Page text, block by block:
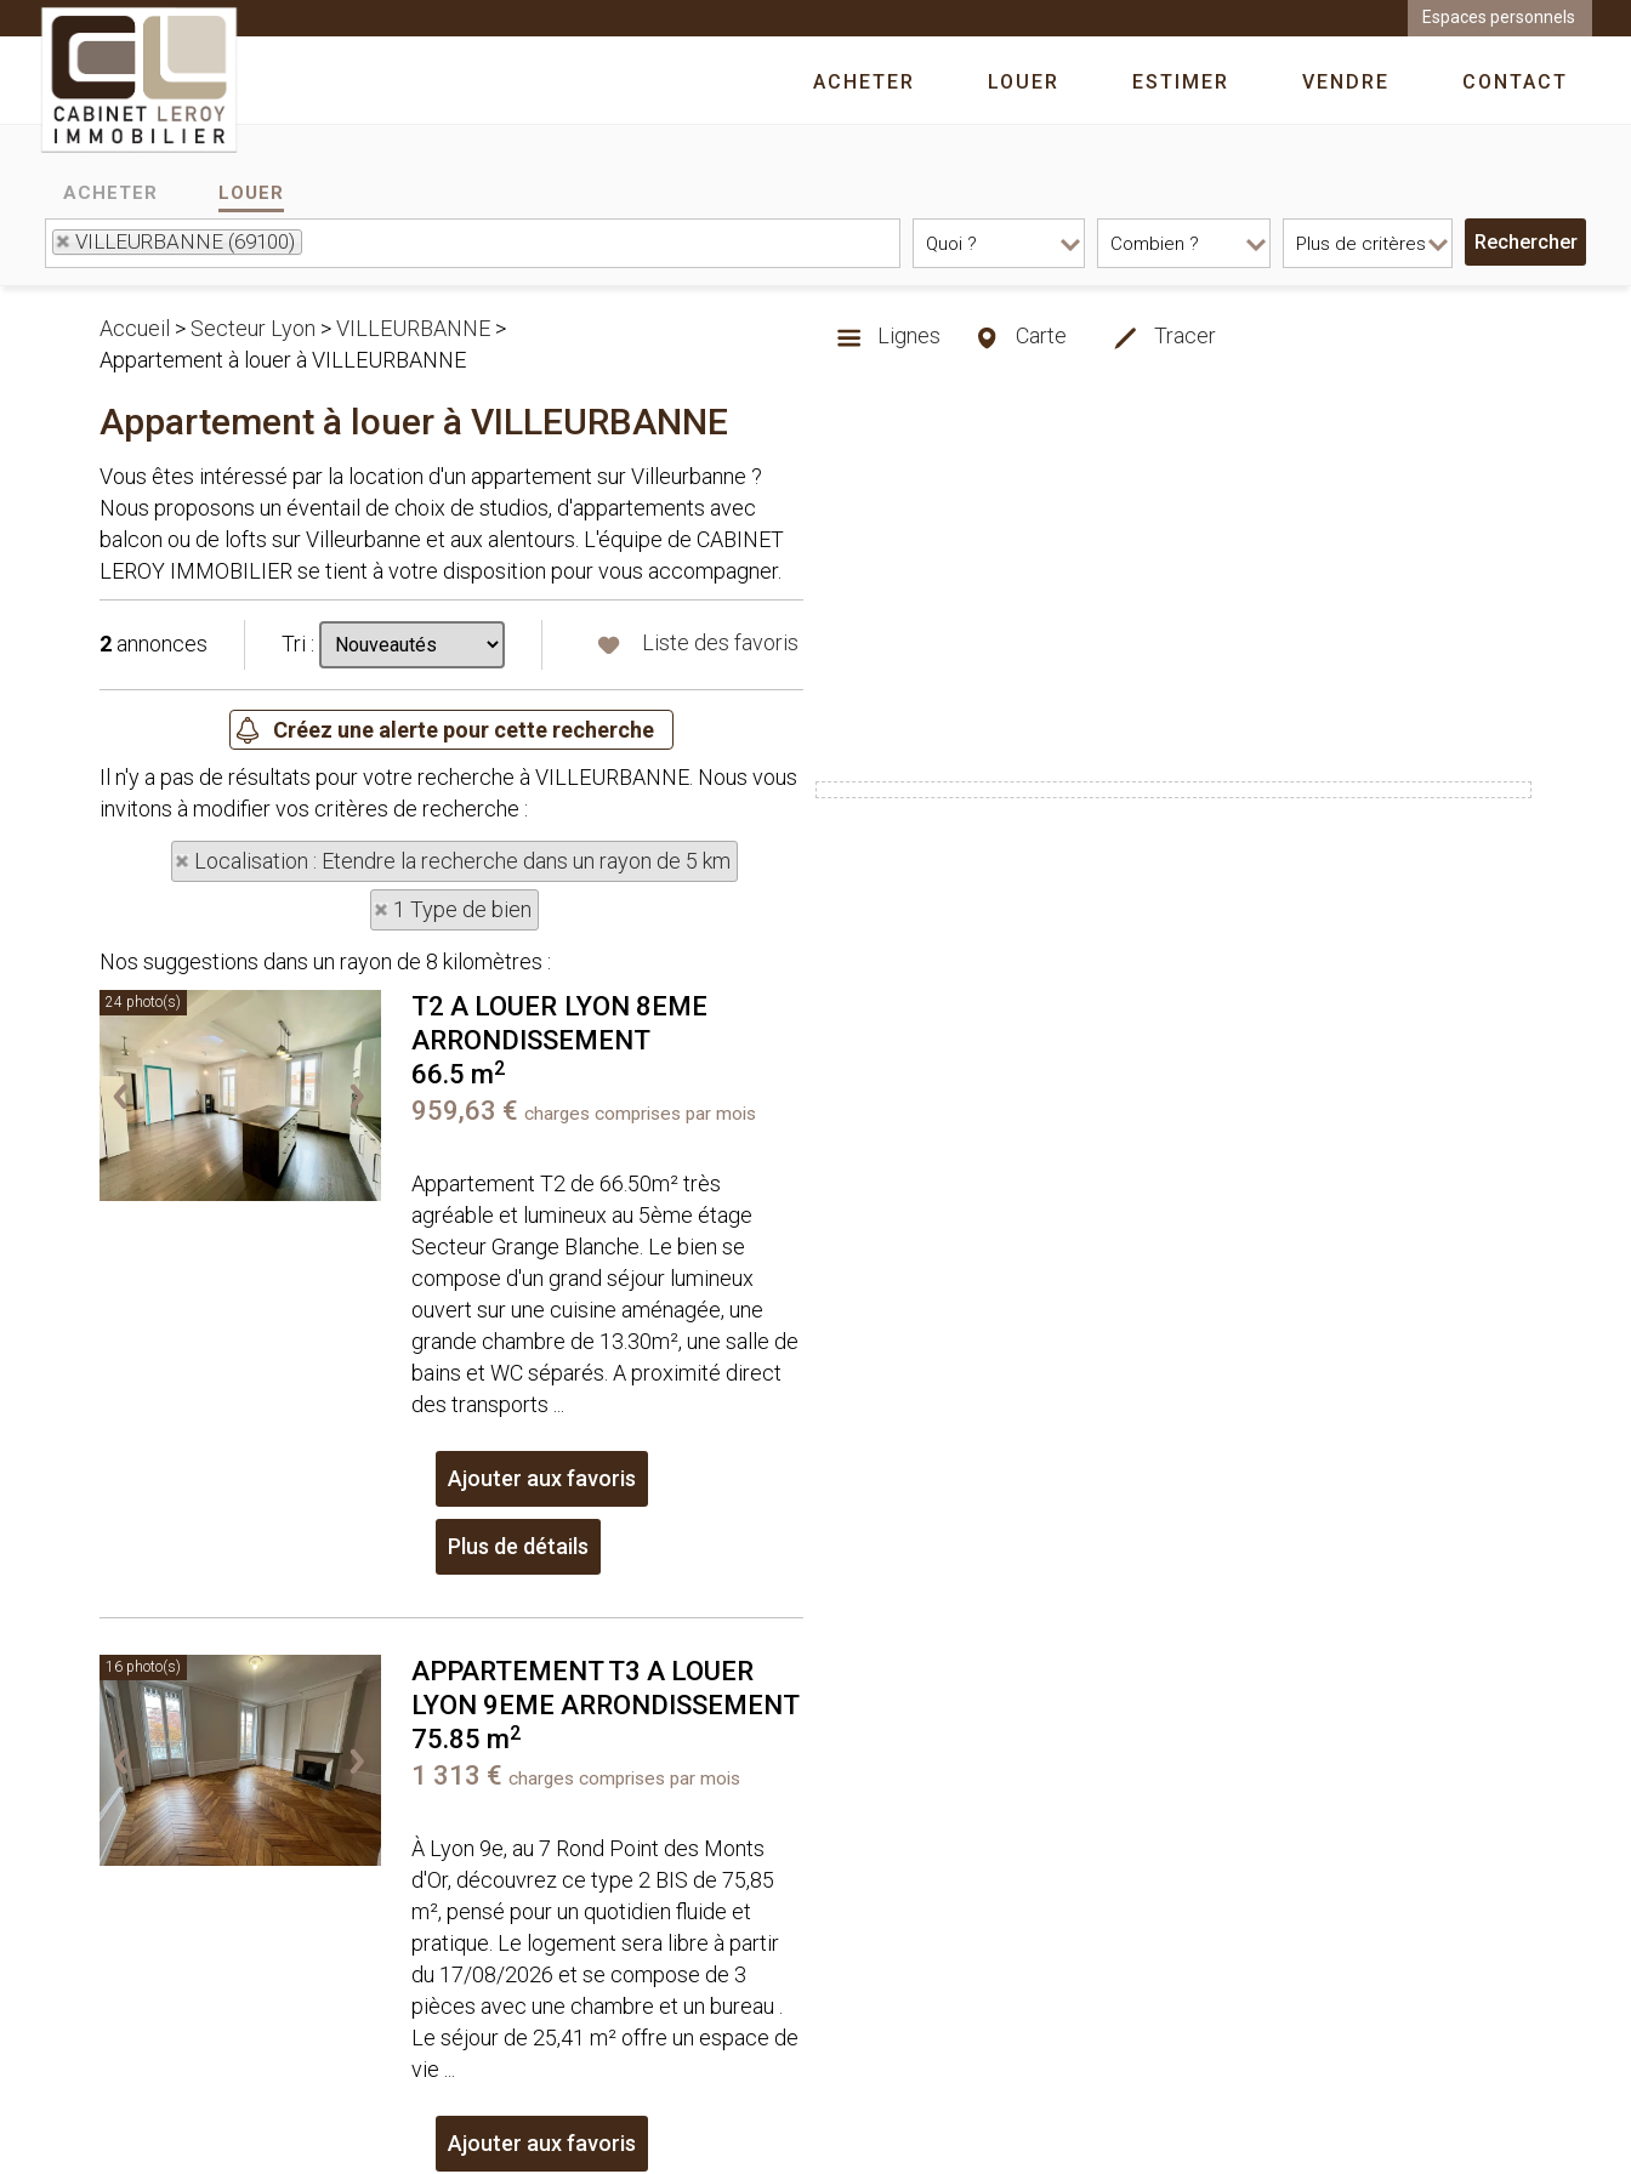
Espaces personnels
ACHETER LOUER ESTIMER VENDRE CONTACT
ACHETER LOUER
VILLEURBANNE (69100)
Lignes Carte Tracer
Accueil > Secteur Lyon >VILLEURBANNE >
Appartement à louer à VILLEURBANNE
Appartement à louer à VILLEURBANNE
Vous êtes intéressé par la location d'un appartement sur Villeurbanne ?
Nous proposons un éventail de choix de studios, d'appartements avec
balcon ou de lofts sur Villeurbanne et aux alentours. L'équipe de CABINET
LEROY IMMOBILIER se tient à votre disposition pour vous accompagner.
2 annonces Tri : Liste des favoris
Il n'y a pas de résultats pour votre recherche à VILLEURBANNE. Nous vous
invitons à modifier vos critères de recherche :
Localisation : Etendre la recherche dans un rayon de 5 km
1 Type de bien
Nos suggestions dans un rayon de 8 kilomètres :
24 photo(s) T2 A LOUER LYON 8EME
ARRONDISSEMENT
66.5 m2
959,63 € charges comprises par mois
Appartement T2 de 66.50m² très
agréable et lumineux au 5ème étage
Secteur Grange Blanche. Le bien se
compose d'un grand séjour lumineux
ouvert sur une cuisine aménagée, une
grande chambre de 13.30m², une salle de
bains et WC séparés. A proximité direct
des transports ...
Ajouter aux favoris
Plus de détails
16 photo(s)
APPARTEMENT T3 A LOUER
LYON 9EME ARRONDISSEMENT
75.85 m2
1 313 € charges comprises par mois
À Lyon 9e, au 7 Rond Point des Monts
d'Or, découvrez ce type 2 BIS de 75,85
m², pensé pour un quotidien fluide et
pratique. Le logement sera libre à partir
du 17/08/2026 et se compose de 3
pièces avec une chambre et un bureau .
Le séjour de 25,41 m² offre un espace de
vie ...
Ajouter aux favoris